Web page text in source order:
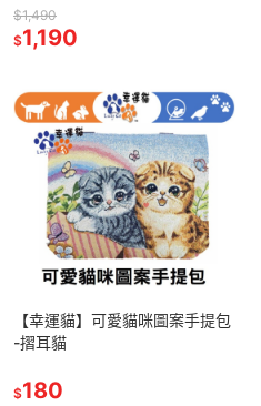
包包 貓咪包 外出包
$1,490
$1,190
【幸運貓】可愛貓咪圖案手提包
-摺耳貓
$180